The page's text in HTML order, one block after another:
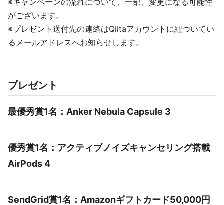
※キャンペーンの流れについて、一部、変更になる可能性
がございます。
※プレゼント送付先の連絡はQiitaアカウントに紐づいてい
るメールアドレスへお知らせします。
プレゼント
最優秀賞1名：Anker Nebula Capsule 3
優秀賞1名：アクティブノイズキャンセリング搭載
AirPods 4
SendGrid賞1名：Amazonギフトカード50,000円